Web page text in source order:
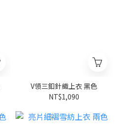
V領三釦針織上衣 黑色
NT$1,090